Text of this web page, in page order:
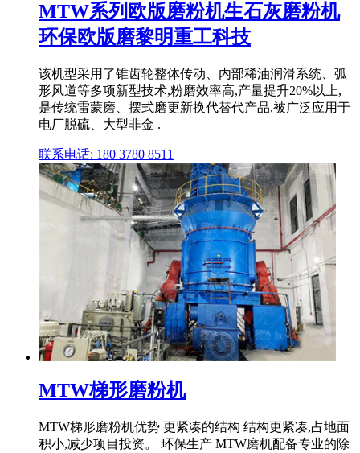
MTW系列欧版磨粉机生石灰磨粉机
环保欧版磨黎明重工科技
该机型采用了锥齿轮整体传动、内部稀油润滑系统、弧
形风道等多项新型技术,粉磨效率高,产量提升20%以上,
是传统雷蒙磨、摆式磨更新换代替代产品,被广泛应用于
电厂脱硫、大型非金 .
联系电话: 180 3780 8511
MTW梯形磨粉机
MTW梯形磨粉机优势 更紧凑的结构 结构更紧凑,占地面
积小,减少项目投资。 环保生产 MTW磨机配备专业的除